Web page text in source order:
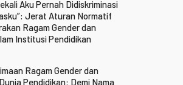
Aku Pernah Didiskriminasi
Jerat Aturan Normatif
Ragam Gender dan
Institusi Pendidikan
Ragam Gender dan
Pendidikan: Demi Nama